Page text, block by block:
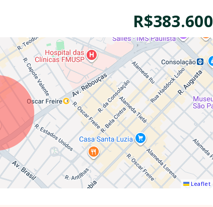
R$383.600
Leaflet